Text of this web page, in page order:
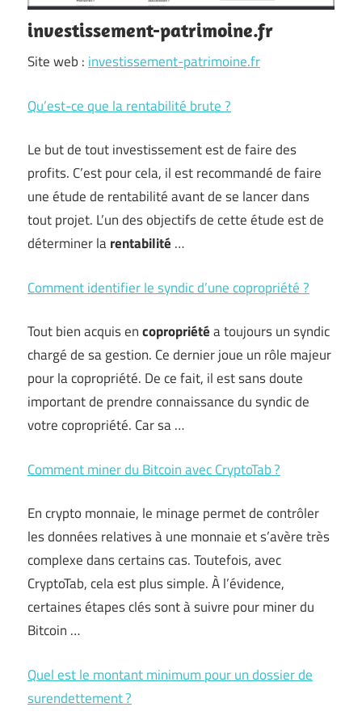
investissement-patrimoine.fr
Site web :investissement-patrimoine.fr
Qu’est-ce que la rentabilité brute ?
Le but de tout investissement est de faire des
profits. C’est pour cela, il est recommandé de faire
une étude de rentabilité avant de se lancer dans
tout projet. L’un des objectifs de cette étude est de
déterminer larentabilité …
Comment identifier le syndic d’une copropriété ?
Tout bien acquis encopropriétéa toujours un syndic
chargé de sa gestion. Ce dernier joue un rôle majeur
pour la copropriété. De ce fait, il est sans doute
important de prendre connaissance du syndic de
votre copropriété. Car sa …
Comment miner du Bitcoin avec CryptoTab ?
En crypto monnaie, le minage permet de contrôler
les données relatives à une monnaie et s’avère très
complexe dans certains cas. Toutefois, avec
CryptoTab, cela est plus simple. À l’évidence,
certaines étapes clés sont à suivre pour miner du
Bitcoin …
Quel est le montant minimum pour un dossier de
surendettement ?